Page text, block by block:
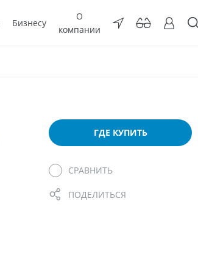
Бизнесу
О
компании
ГДЕ КУПИТЬ
СРАВНИТЬ
ПОДЕЛИТЬСЯ